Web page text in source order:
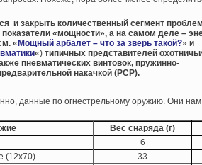
и закрыть количественный сегмент
«мощности», а на самом деле –
« Мощный арбалет – что за зверь такой?» и
«) типичных представителей
пневматических винтовок, пружинно-
накачкой (PCP).
данные по огнестрельному оружию. Они
Вес снаряда (г)
6
(12х70)
33